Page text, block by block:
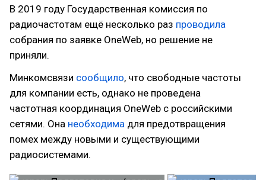
В 2019 году Государственная комиссия по
радиочастотам ещё несколько раз проводила
собрания по заявке OneWeb, но решение не
приняли.
Минкомсвязи сообщило, что свободные частоты
для компании есть, однако не проведена
частотная координация OneWeb с российскими
сетями. Она необходима для предотвращения
помех между новыми и существующими
радиосистемами.